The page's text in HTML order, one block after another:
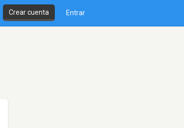
Crear cuenta Entrar